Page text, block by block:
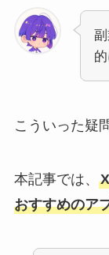
こういった疑
本記事では、
おすすめのア